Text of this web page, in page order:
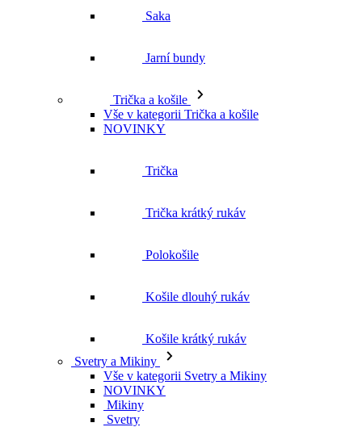
Saka
Jarní bundy
Trička a košile
Vše v kategorii Trička a košile
NOVINKY
Trička
Trička krátký rukáv
Polokošile
Košile dlouhý rukáv
Košile krátký rukáv
Svetry a Mikiny
Vše v kategorii Svetry a Mikiny
NOVINKY
Mikiny
Svetry